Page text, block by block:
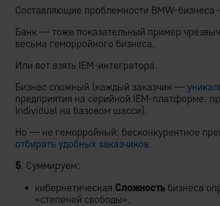
Составляющие проблемности BMW-
Банк — тоже показательный пример
весьма геморройного бизнеса.
Или вот взять IEM-интегратора.
Бизнес сложный (каждый заказчик —
предприятия на серийной IEM-платформе,
Individual на базовом шасси).
Но — не геморройный: бесконкурентное
отбирать удобных заказчиков.
5. Суммируем:
кибернетическая Сложность бизнеса
«степеней свободы».